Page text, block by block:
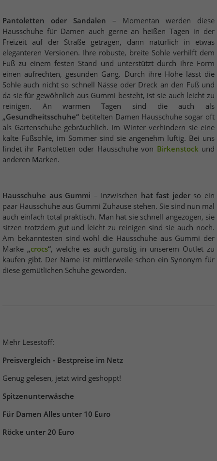
Pantoletten oder Sandalen – Momentan werden diese
Hausschuhe für Damen auch gerne an heißen Tagen in der
Freizeit auf der Straße getragen, dann natürlich in etwas
eleganteren Versionen. Ihre robuste, breite Sohle verhilft dem
Fuß zu einem festen Stand und unterstützt durch ihre Form
einen aufrechten, gesunden Gang. Durch ihre Höhe lässt die
Sohle auch nicht so schnell Nässe oder Dreck an den Fuß und
da sie für gewöhnlich aus Gummi besteht, ist sie auch leicht zu
reinigen. An warmen Tagen sind die auch als
„Gesundheitsschuhe“ betitelten Damen Hausschuhe sogar oft
als Gartenschuhe gebräuchlich. Im Winter verhindern sie eine
kalte Fußsohle, im Sommer sind sie angenehm luftig. Bei uns
findet ihr Pantoletten oder Hausschuhe von Birkenstock und
anderen Marken.
Hausschuhe aus Gummi – Inzwischen hat fast jederso ein
paar Hausschuhe aus Gummi Zuhause stehen. Sie sind nun mal
auch einfach total praktisch. Man hat sie schnell angezogen, sie
sitzen trotzdem gut und leicht zu reinigen sind sie auch noch.
Am bekanntesten sind wohl die Hausschuhe aus Gummi der
Marke „crocs“, welche es auch günstig in unserem Outlet zu
kaufen gibt. Der Name ist mittlerweile schon ein Synonym für
diese gemütlichen Schuhe geworden.
Mehr Lesestoff:
Preisvergleich - Bestpreise im Netz
Genug gelesen, jetzt wird geshoppt!
Spitzenunterwäsche
Für Damen Alles unter 10 Euro
Röcke unter 20 Euro